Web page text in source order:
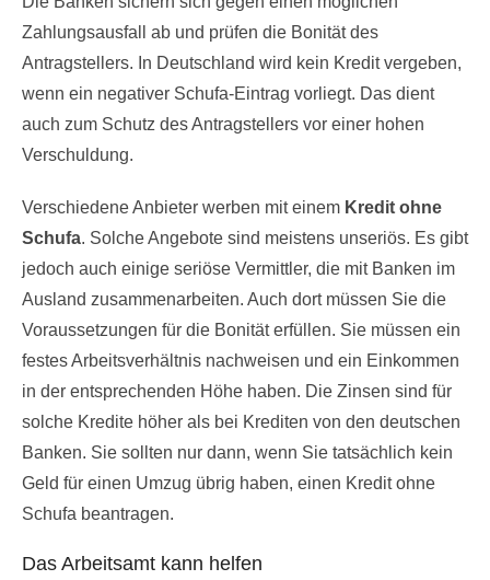
Zahlungsausfall ab und prüfen die Bonität des
Antragstellers. In Deutschland wird kein Kredit vergeben,
wenn ein negativer Schufa-Eintrag vorliegt. Das dient
auch zum Schutz des Antragstellers vor einer hohen
Verschuldung.
Verschiedene Anbieter werben mit einem Kredit ohne
Schufa. Solche Angebote sind meistens unseriös. Es gibt
jedoch auch einige seriöse Vermittler, die mit Banken im
Ausland zusammenarbeiten. Auch dort müssen Sie die
Voraussetzungen für die Bonität erfüllen. Sie müssen ein
festes Arbeitsverhältnis nachweisen und ein Einkommen
in der entsprechenden Höhe haben. Die Zinsen sind für
solche Kredite höher als bei Krediten von den deutschen
Banken. Sie sollten nur dann, wenn Sie tatsächlich kein
Geld für einen Umzug übrig haben, einen Kredit ohne
Schufa beantragen.
Das Arbeitsamt kann helfen